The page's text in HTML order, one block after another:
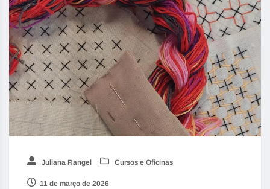
Juliana Rangel Cursos e Oficinas
11 de março de 2026